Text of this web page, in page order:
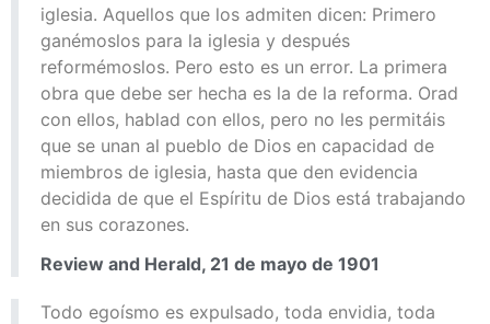
iglesia. Aquellos que los admiten dicen: Primero
ganémoslos para la iglesia y después
reformémoslos. Pero esto es un error. La primera
obra que debe ser hecha es la de la reforma. Orad
con ellos, hablad con ellos, pero no les permitáis
que se unan al pueblo de Dios en capacidad de
miembros de iglesia, hasta que den evidencia
decidida de que el Espíritu de Dios está trabajando
en sus corazones.
Review and Herald, 21 de mayo de 1901
Todo egoísmo es expulsado, toda envidia, toda